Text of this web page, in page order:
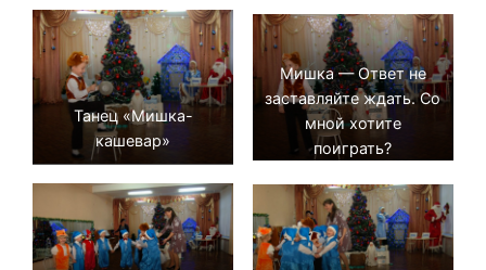
Танец «Мишка-
кашевар»
Мишка — Ответ не
заставляйте ждать. Со
мной хотите
поиграть?